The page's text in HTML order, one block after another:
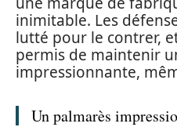
inimitable. Les
lutté pour le contrer,
permis de maintenir
impressionnante,
Un palmarès